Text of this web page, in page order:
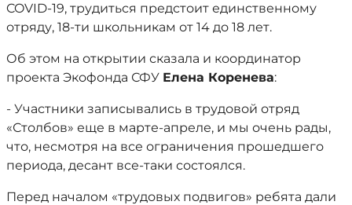
COVID-19, трудиться предстоит единственному
отряду, 18-ти школьникам от 14 до 18 лет.
Об этом на открытии сказала и координатор
проекта Экофонда СФУ Елена Коренева:
- Участники записывались в трудовой отряд
«Столбов» еще в марте-апреле, и мы очень рады,
что, несмотря на все ограничения прошедшего
периода, десант все-таки состоялся.
Перед началом «трудовых подвигов» ребята дали